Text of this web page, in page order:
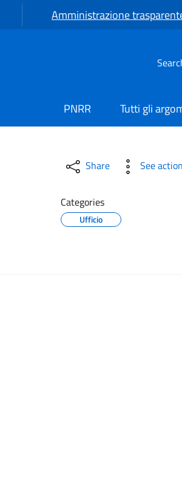
Amministrazione
PNRR Tutti gli
Share See
Categories
Ufficio